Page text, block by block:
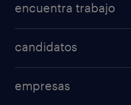
encuentra trabajo
candidatos
empresas